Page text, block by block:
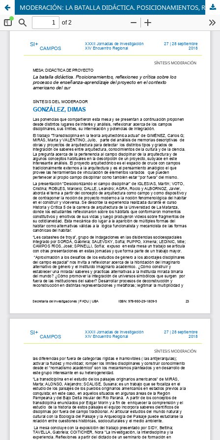
MODERACIÓN: LA BATALLA DIDÁCTICA. POSICIONAMIENTOS, REFLEXIONES Y CRÍTICA SOBRE LOS PROCESOS DE ENSEÑANZA-APRENDIZAJE DEL PROYECTO EN EL CONTEXTO AMERICANO DEL SUR